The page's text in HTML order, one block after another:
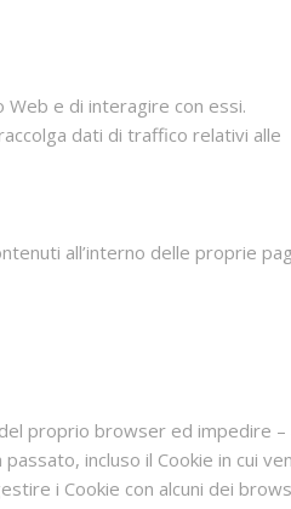
e di interagire con essi.
dati di traffico relativi alle
all’interno delle proprie
proprio browser ed impedire –
incluso il Cookie in cui
i Cookie con alcuni dei